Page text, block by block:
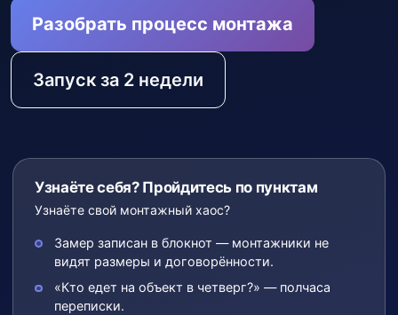
Разобрать процесс монтажа
Запуск за 2 недели
Узнаёте себя? Пройдитесь по пунктам
Узнаёте свой монтажный хаос?
Замер записан в блокнот — монтажники не
видят размеры и договорённости.
«Кто едет на объект в четверг?» — полчаса
переписки.